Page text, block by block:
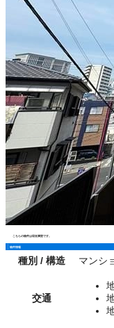
こちらの物件は現在満室です。
物件情報
種別 / 構造 マンシ
交通